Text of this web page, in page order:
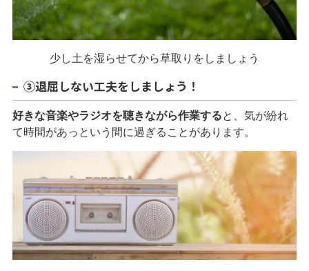
少し土を湿らせてから草取りをしましょう
③退屈しない工夫をしましょう！
好きな音楽やラジオを聴きながら作業すると、気が紛れ
て時間があっという間に過ぎることがあります。